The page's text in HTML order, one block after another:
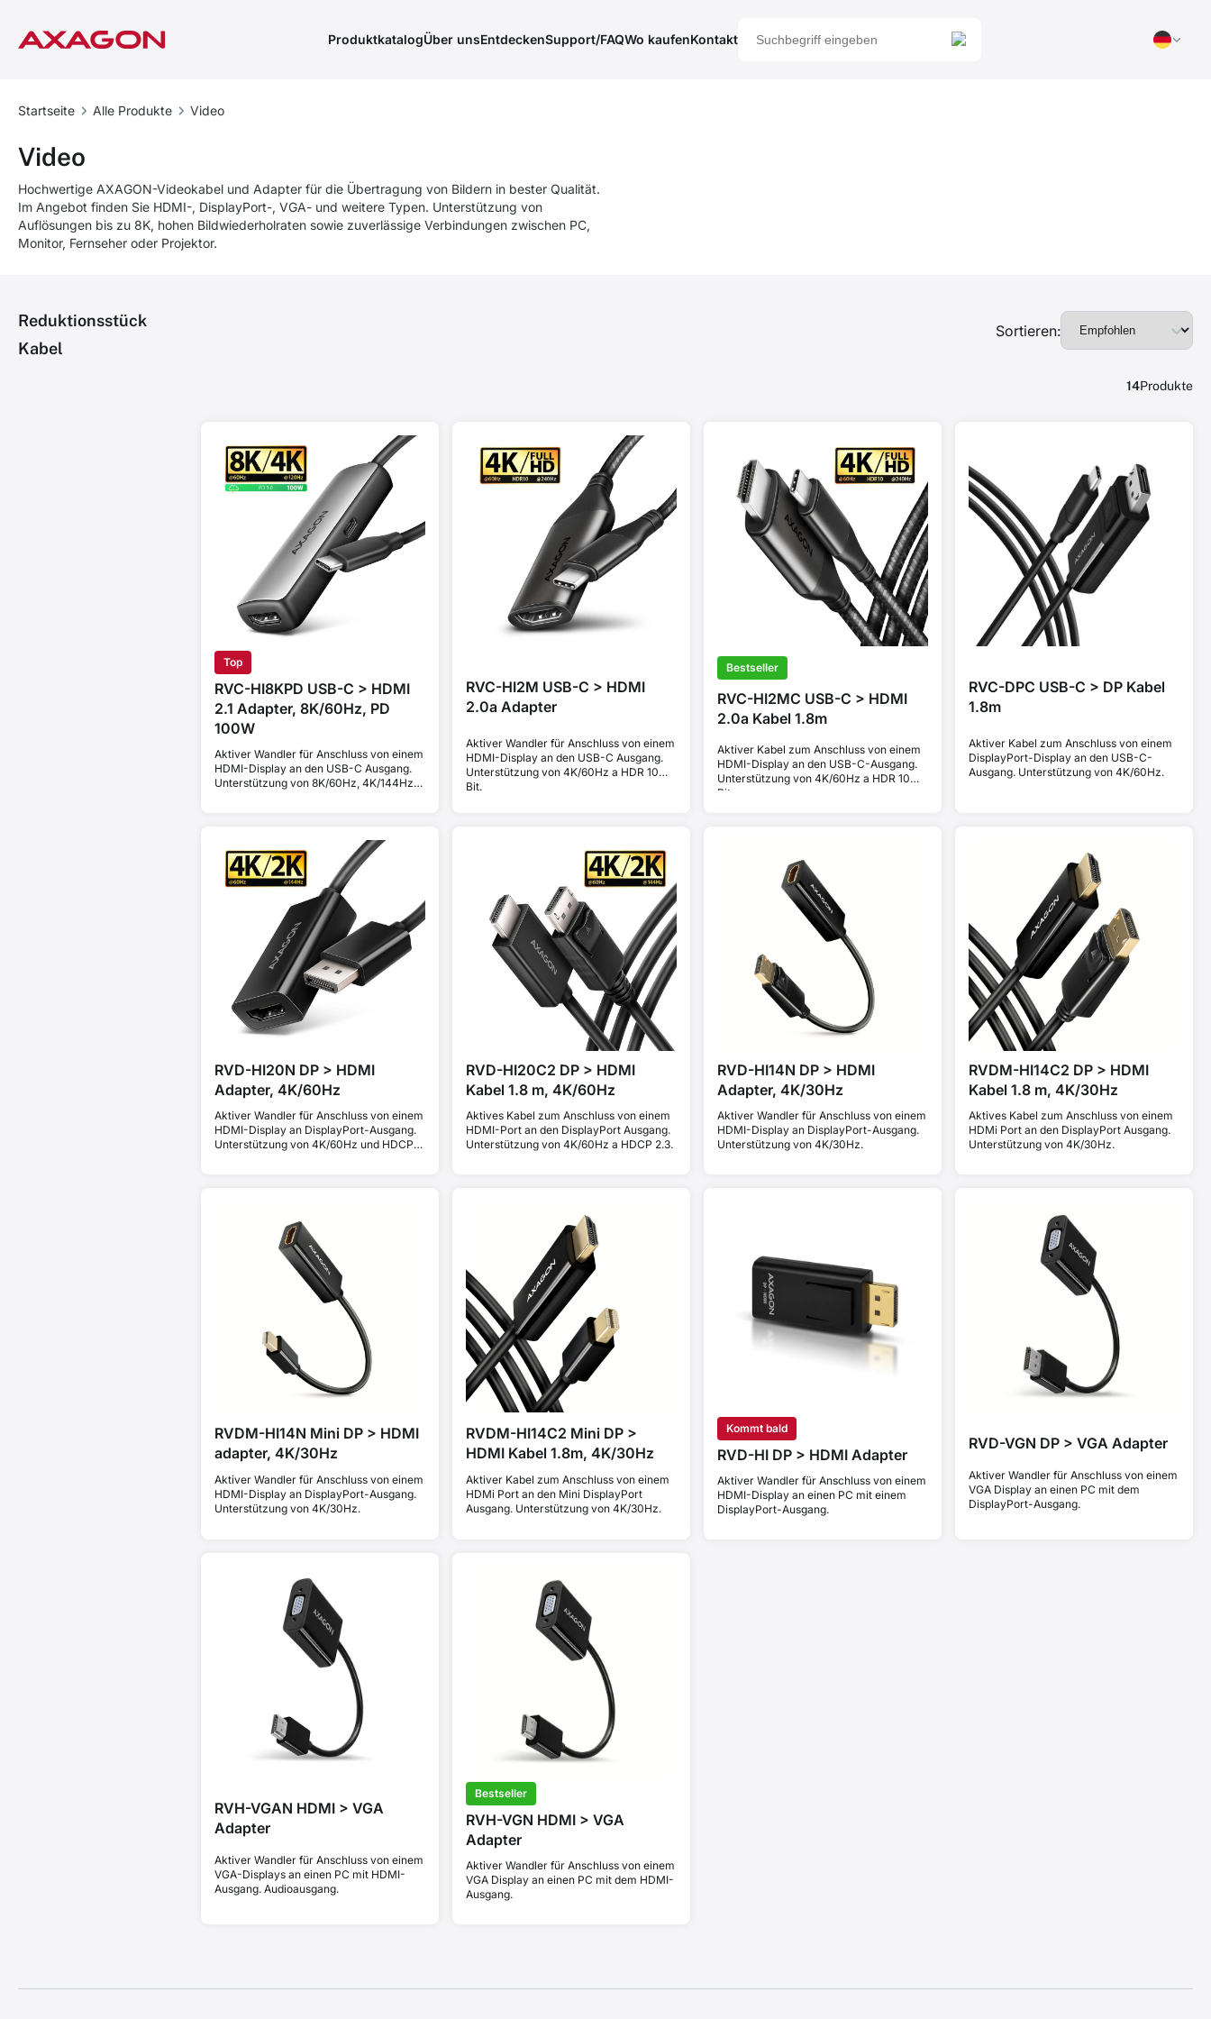
ProduktkatalogÜber unsEntdeckenSupport/FAQWo kaufenKontakt
Startseite Alle Produkte Video
Video
Hochwertige AXAGON-Videokabel und Adapter für die Übertragung von Bildern in bester Qualität.
Im Angebot finden Sie HDMI-, DisplayPort-, VGA- und weitere Typen. Unterstützung von
Auflösungen bis zu 8K, hohen Bildwiederholraten sowie zuverlässige Verbindungen zwischen PC,
Monitor, Fernseher oder Projektor.
Reduktionsstück
Kabel
Sortieren:
14Produkte
Top
RVC-HI8KPD USB-C > HDMI
2.1 Adapter, 8K/60Hz, PD
100W
Aktiver Wandler für Anschluss von einem
HDMI-Display an den USB-C Ausgang.
Unterstützung von 8K/60Hz, 4K/144Hz
RVC-HI2M USB-C > HDMI
2.0a Adapter
Aktiver Wandler für Anschluss von einem
HDMI-Display an den USB-C Ausgang.
Unterstützung von 4K/60Hz a HDR 10
Bit.
Bestseller
RVC-HI2MC USB-C > HDMI
2.0a Kabel 1.8m
Aktiver Kabel zum Anschluss von einem
HDMI-Display an den USB-C-Ausgang.
Unterstützung von 4K/60Hz a HDR 10
Bit.
RVC-DPC USB-C > DP Kabel
1.8m
Aktiver Kabel zum Anschluss von einem
DisplayPort-Display an den USB-C-
Ausgang. Unterstützung von 4K/60Hz.
RVD-HI20N DP > HDMI
Adapter, 4K/60Hz
Aktiver Wandler für Anschluss von einem
HDMI-Display an DisplayPort-Ausgang.
Unterstützung von 4K/60Hz und HDCP
RVD-HI20C2 DP > HDMI
Kabel 1.8 m, 4K/60Hz
Aktives Kabel zum Anschluss von einem
HDMI-Port an den DisplayPort Ausgang.
Unterstützung von 4K/60Hz a HDCP 2.3.
RVD-HI14N DP > HDMI
Adapter, 4K/30Hz
Aktiver Wandler für Anschluss von einem
HDMI-Display an DisplayPort-Ausgang.
Unterstützung von 4K/30Hz.
RVDM-HI14C2 DP > HDMI
Kabel 1.8 m, 4K/30Hz
Aktives Kabel zum Anschluss von einem
HDMi Port an den DisplayPort Ausgang.
Unterstützung von 4K/30Hz.
RVDM-HI14N Mini DP > HDMI
adapter, 4K/30Hz
Aktiver Wandler für Anschluss von einem
HDMI-Display an DisplayPort-Ausgang.
Unterstützung von 4K/30Hz.
RVDM-HI14C2 Mini DP >
HDMI Kabel 1.8m, 4K/30Hz
Aktiver Kabel zum Anschluss von einem
HDMi Port an den Mini DisplayPort
Ausgang. Unterstützung von 4K/30Hz.
Kommt bald
RVD-HI DP > HDMI Adapter
Aktiver Wandler für Anschluss von einem
HDMI-Display an einen PC mit einem
DisplayPort-Ausgang.
RVD-VGN DP > VGA Adapter
Aktiver Wandler für Anschluss von einem
VGA Display an einen PC mit dem
DisplayPort-Ausgang.
RVH-VGAN HDMI > VGA
Adapter
Aktiver Wandler für Anschluss von einem
VGA-Displays an einen PC mit HDMI-
Ausgang. Audioausgang.
Bestseller
RVH-VGN HDMI > VGA
Adapter
Aktiver Wandler für Anschluss von einem
VGA Display an einen PC mit dem HDMI-
Ausgang.